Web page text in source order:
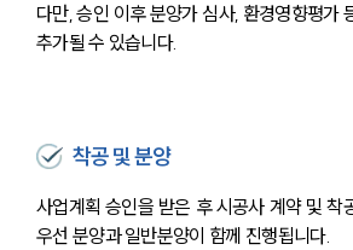
다만, 승인 이후 분양가 심사, 환경영향평가
추가될 수 있습니다.
착공 및 분양
사업계획 승인을 받은 후 시공사 계약 및 착
우선 분양과 일반분양이 함께 진행됩니다.